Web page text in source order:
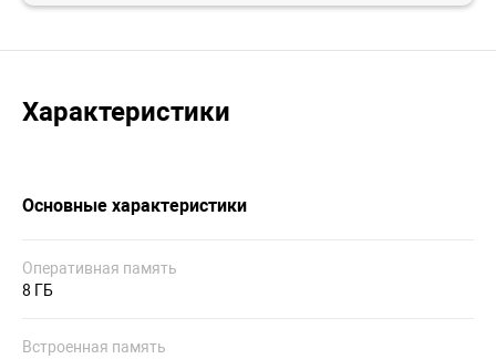
Характеристики
Основные характеристики
Оперативная память
8 ГБ
Встроенная память